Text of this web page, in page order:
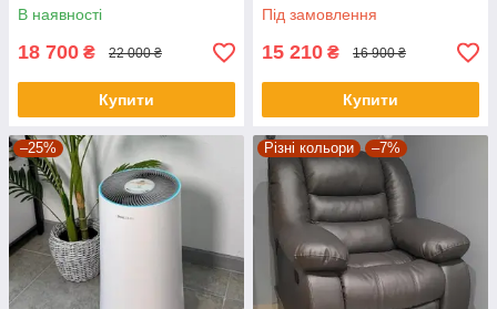
В наявності
18 700 ₴ 22 000 ₴
Купити
Під замовлення
15 210 ₴ 16 900 ₴
Купити
–25% Різні кольори –7%